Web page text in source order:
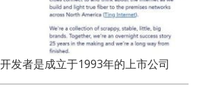
发者是成立于1993年的上市公司